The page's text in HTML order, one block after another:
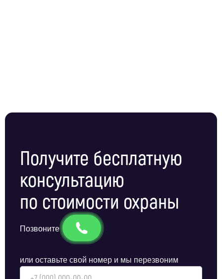
Получите бесплатную
консультацию
по стоимости охраны
Позвоните
или оставьте свой номер и мы перезвоним